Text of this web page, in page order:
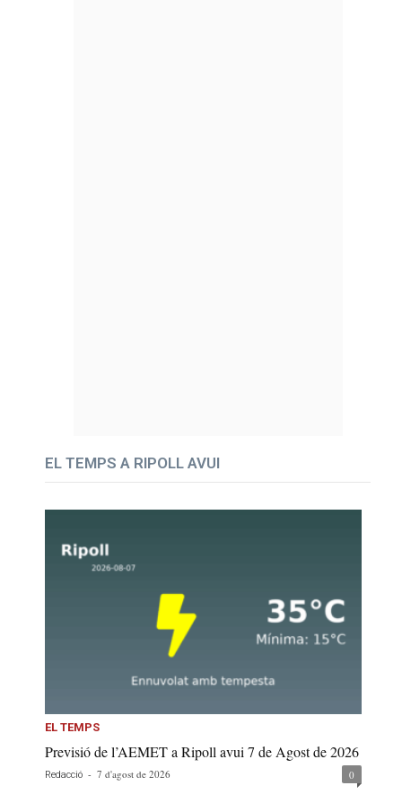
EL TEMPS A RIPOLL AVUI
EL TEMPS
Previsió de l’AEMET a Ripoll avui 7 de Agost de 2026
Redacció - 7 d'agost de 2026 0